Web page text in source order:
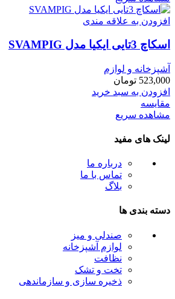
افزودن به علاقه مندی
اسكاچ 3تايی ايكيا مدل SVAMPIG
آشپزخانه و لوازم
523,000 تومان
افزودن به سبد خرید
مقایسه
مشاهده سریع
لینک های مفید
درباره ما
تماس با ما
بلاگ
دسته بندی ها
صندلی و میز
لوازم آشپزخانه
نظافت
تخت و تشک
ذخیره سازی و سازماندهی